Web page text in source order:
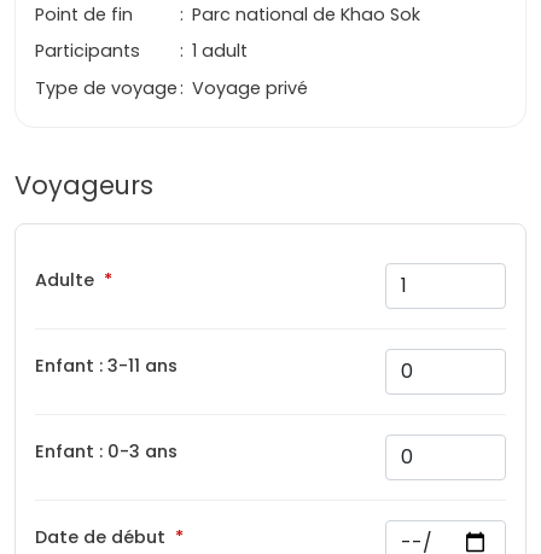
Voyageurs
Adulte
Enfant : 3-11 ans
Enfant : 0-3 ans
Date de début
Point de fin
: Parc national de Khao Sok
Participants
: 1 adult
Type de voyage: Voyage privé